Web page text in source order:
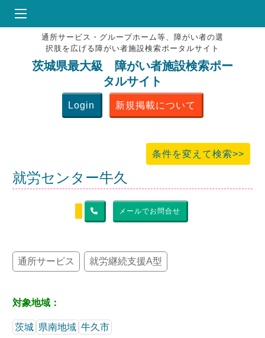
HOME
♥お気にりブックマーク
掲載会員MENU
よくある質問
通所サービス・グループホーム等、障がい者の選
択肢を広げる障がい者施設検索ポータルサイト
茨城県最大級 障がい者施設検索ポー
タルサイト
Login 新規掲載について
条件を変えて検索>>
就労センター牛久
メールでお問合せ
通所サービス 就労継続支援A型
対象地域：
茨城 県南地域 牛久市